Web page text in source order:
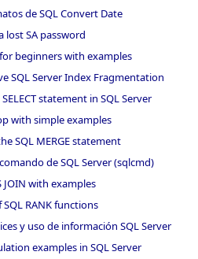
de SQL Convert Date
lost SA password
beginners with examples
SQL Server Index Fragmentation
statement in SQL Server
with simple examples
SQL MERGE statement
de SQL Server (sqlcmd)
JOIN with examples
RANK functions
y uso de información SQL Server
examples in SQL Server